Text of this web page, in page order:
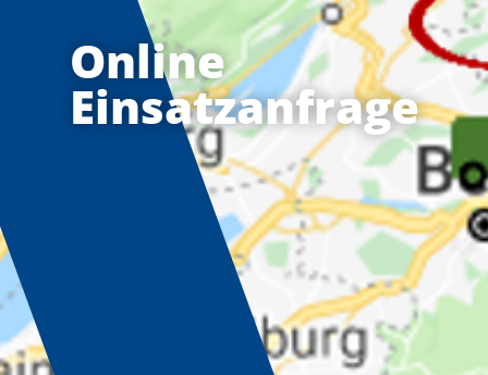
Online
Einsatzanfrage